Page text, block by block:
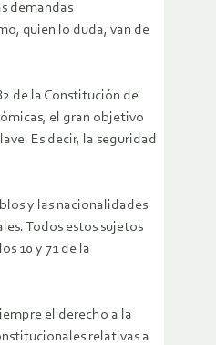
demandas
quien lo duda, van de
de la Constitución de
el gran objetivo
Es decir, la seguridad
y las nacionalidades
Todos estos sujetos
10 y 71 de la
el derecho a la
relativas a